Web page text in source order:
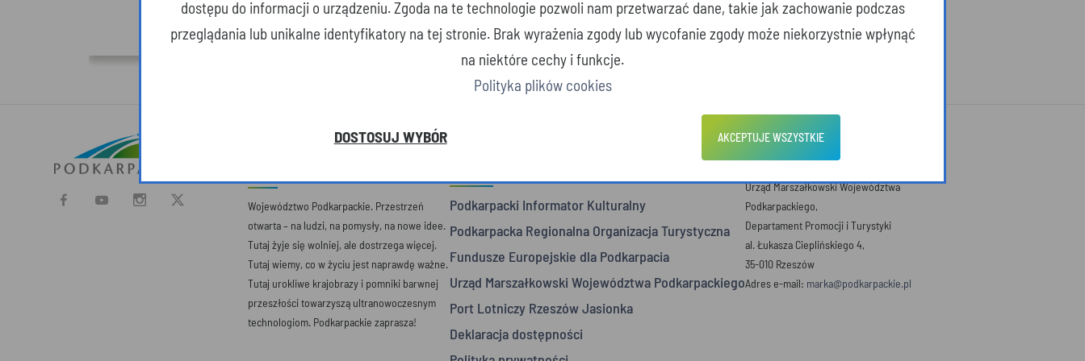
Województwo Podkarpackie. Przestrzeń
otwarta – na ludzi, na pomysły, na nowe idee.
Tutaj żyje się wolniej, ale dostrzega więcej.
Tutaj wiemy, co w życiu jest naprawdę ważne.
Tutaj urokliwe krajobrazy i pomniki barwnej
przeszłości towarzyszą ultranowoczesnym
technologiom. Podkarpackie zaprasza!
Podkarpacki Informator Kulturalny
Podkarpacka Regionalna Organizacja Turystyczna
Fundusze Europejskie dla Podkarpacia
Urząd Marszałkowski Województwa Podkarpackiego
Port Lotniczy Rzeszów Jasionka
Deklaracja dostępności
Urząd Marszałkowski Województwa
Podkarpackiego,
Departament Promocji i Turystyki
al. Łukasza Cieplińskiego 4,
35-010 Rzeszów
Adres e-mail: marka@podkarpackie.pl
dostępu do informacji o urządzeniu. Zgoda na te technologie pozwoli nam przetwarzać dane, takie jak zachowanie podczas
przeglądania lub unikalne identyfikatory na tej stronie. Brak wyrażenia zgody lub wycofanie zgody może niekorzystnie wpłynąć
na niektóre cechy i funkcje.
Polityka plików cookies
DOSTOSUJ WYBÓR AKCEPTUJE WSZYSTKIE